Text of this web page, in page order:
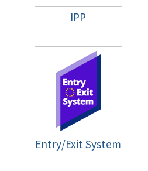
IPP
Entry/Exit System